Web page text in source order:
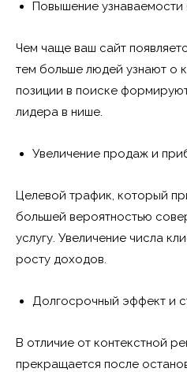
Повышение
Чем чаще ваш сайт
тем больше людей узнают о
позиции в поиске
лидера в нише.
Увеличение продаж и
Целевой трафик, который
большей вероятностью
услугу. Увеличение числа
росту доходов.
Долгосрочный эффект и
В отличие от контекстной
прекращается после